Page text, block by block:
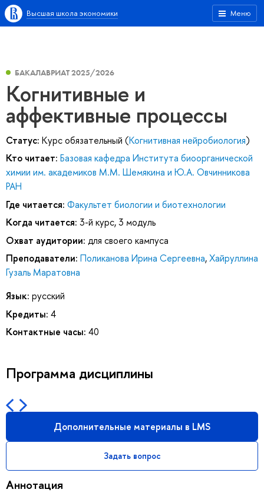
Меню
Высшая школа экономики
БАКАЛАВРИАТ 2025/2026
Когнитивные и
аффективные процессы
Статус: Курс обязательный (Когнитивная нейробиология)
Кто читает: Базовая кафедра Института биоорганической
химии им. академиков М.М. Шемякина и Ю.А. Овчинникова
РАН
Где читается: Факультет биологии и биотехнологии
Когда читается: 3-й курс, 3 модуль
Охват аудитории: для своего кампуса
Преподаватели: Поликанова Ирина Сергеевна,Хайруллина
Гузаль Маратовна
Язык: русский
Кредиты: 4
Контактные часы: 40
Программа дисциплины
Дополнительные материалы в LMS
Задать вопрос
Аннотация